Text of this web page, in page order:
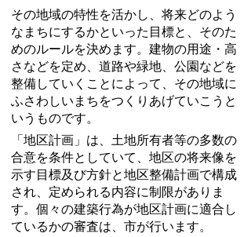
その地域の特性を活かし、将来どのよう
なまちにするかといった目標と、そのた
めのルールを決めます。建物の用途・高
さなどを定め、道路や緑地、公園などを
整備していくことによって、その地域に
ふさわしいまちをつくりあげていこうと
いうものです。
「地区計画」は、土地所有者等の多数の
合意を条件としていて、地区の将来像を
示す目標及び方針と地区整備計画で構成
され、定められる内容に制限がありま
す。個々の建築行為が地区計画に適合し
ているかの審査は、市が行います。